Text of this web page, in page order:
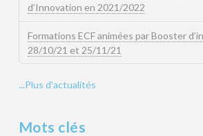
d’Innovation en 2021/2022
Formations ECF animées par Booster
28/10/21 et 25/11/21
...Plus d'actualités
Mots clés